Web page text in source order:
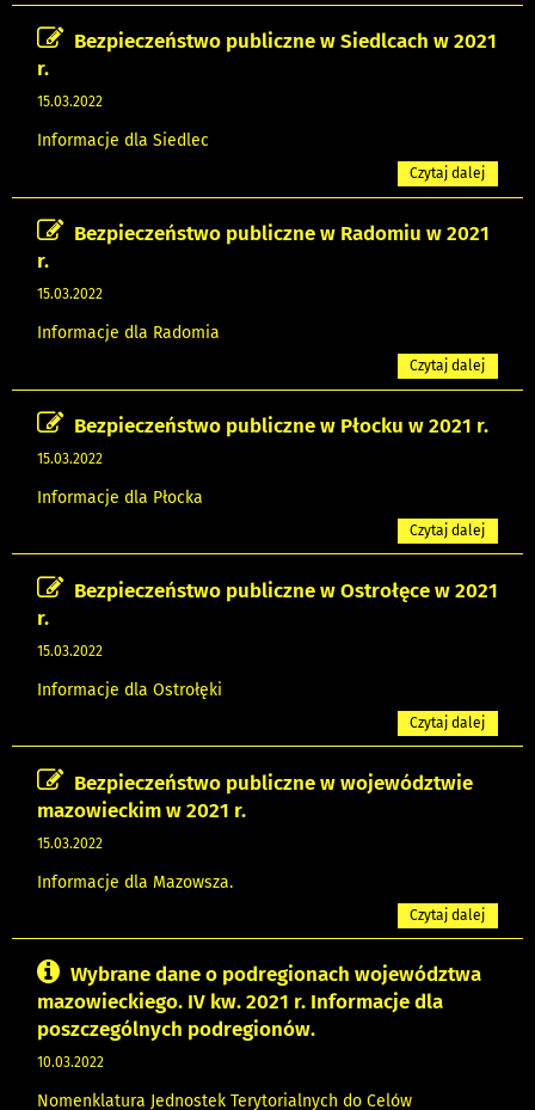
Bezpieczeństwo publiczne w Siedlcach w 2021
r.
15.03.2022
Informacje dla Siedlec
Czytaj dalej
Bezpieczeństwo publiczne w Radomiu w 2021
r.
15.03.2022
Informacje dla Radomia
Czytaj dalej
Bezpieczeństwo publiczne w Płocku w 2021 r.
15.03.2022
Informacje dla Płocka
Czytaj dalej
Bezpieczeństwo publiczne w Ostrołęce w 2021
r.
15.03.2022
Informacje dla Ostrołęki
Czytaj dalej
Bezpieczeństwo publiczne w województwie
mazowieckim w 2021 r.
15.03.2022
Informacje dla Mazowsza.
Czytaj dalej
Wybrane dane o podregionach województwa
mazowieckiego. IV kw. 2021 r. Informacje dla
poszczególnych podregionów.
10.03.2022
Nomenklatura Jednostek Terytorialnych do Celów